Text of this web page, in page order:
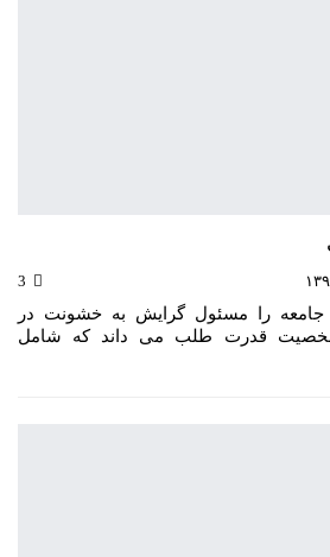
۰۶
جامعه را مسئول گرایش به خشونت در
قدرت طلب می داند که شامل